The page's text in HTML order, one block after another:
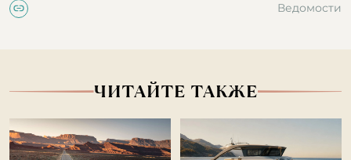
Ведомости
ЧИТАЙТЕ ТАКЖЕ